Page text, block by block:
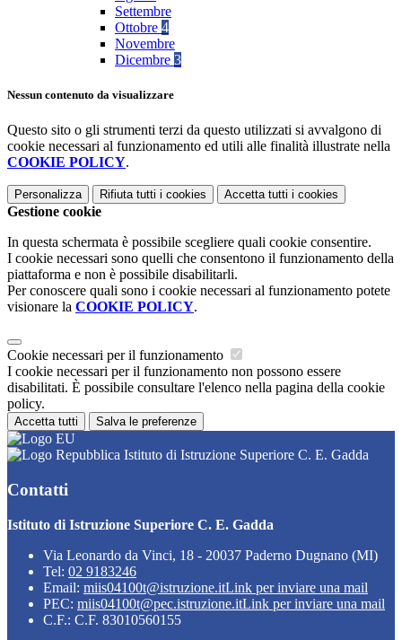
Settembre
Ottobre 4
Novembre
Dicembre 3
Nessun contenuto da visualizzare
Questo sito o gli strumenti terzi da questo utilizzati si avvalgono di
cookie necessari al funzionamento ed utili alle finalità illustrate nella
COOKIE POLICY.
Personalizza Rifiuta tutti i cookies Accetta tutti i cookies
Gestione cookie
In questa schermata è possibile scegliere quali cookie consentire.
I cookie necessari sono quelli che consentono il funzionamento della
piattaforma e non è possibile disabilitarli.
Per conoscere quali sono i cookie necessari al funzionamento potete
visionare la COOKIE POLICY.
Cookie necessari per il funzionamento
I cookie necessari per il funzionamento non possono essere
disabilitati. È possibile consultare l'elenco nella pagina della cookie
policy.
Accetta tutti Salva le preferenze
Istituto di Istruzione Superiore C. E. Gadda
Contatti
Istituto di Istruzione Superiore C. E. Gadda
Via Leonardo da Vinci, 18 - 20037 Paderno Dugnano (MI)
Tel: 02 9183246
Email: miis04100t@istruzione.itLink per inviare una mail
PEC: miis04100t@pec.istruzione.itLink per inviare una mail
C.F.: C.F. 83010560155